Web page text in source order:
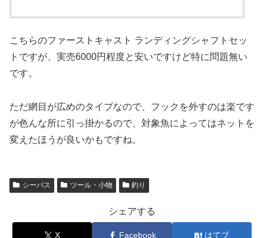
こちらのファーストキャスト ランディングシャフトセッ
トですが、実売6000円程度と安いですけど特に問題無い
です。
ただ網目が広めのタイプなので、フックを外すのは楽です
が色んな所に引っ掛かるので、対象魚によってはネットを
変えたほうが良いかもですね。
シーバス ツール・小物 釣り
シェアする
X Facebook はてブ